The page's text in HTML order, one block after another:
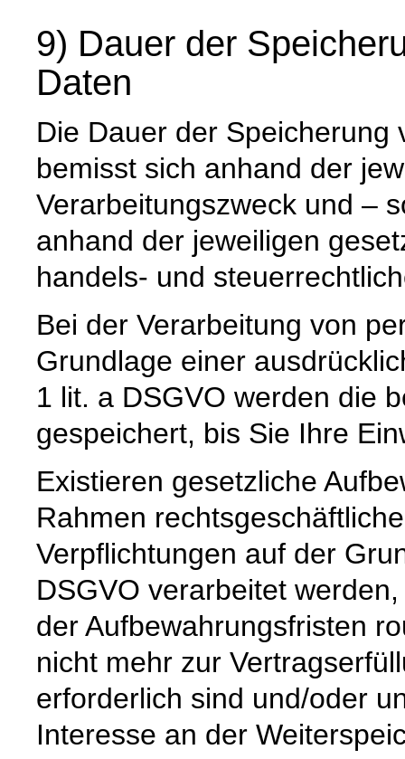
9) Dauer der
Daten
Die Dauer der
bemisst sich anhand der
Verarbeitungszweck und –
anhand der jeweiligen
handels- und
Bei der Verarbeitung von
Grundlage einer
1 lit. a DSGVO werden die
gespeichert, bis Sie Ihre
Existieren gesetzliche
Rahmen
Verpflichtungen auf der
DSGVO verarbeitet
der Aufbewahrungsfristen
nicht mehr zur
erforderlich sind und/oder
Interesse an der